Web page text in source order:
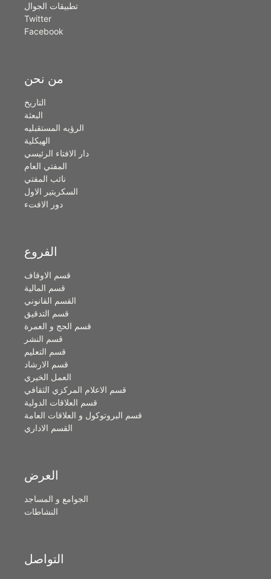
تطبيقات الجوال
Twitter
Facebook
من نحن
التاريخ
البعثة
الرؤيه المستقبليه
الهيكلية
دار الافتاء الرئيسي
المفتي العام
نائب المفتي
السكريتير الاول
دور الافتء
الفروع
قسم الاوقاف
قسم المالية
القسم القانوني
قسم التدقيق
قسم الحج و العمرة
قسم النشر
قسم التعليم
قسم الارشاد
العمل الخيري
قسم الاعلام المركزي الثقافي
قسم العلاقات الدولية
قسم البروتوكول و العلاقات العامة
القسم الاداري
العرض
الجوامع و المساجد
النشاطات
التواصل